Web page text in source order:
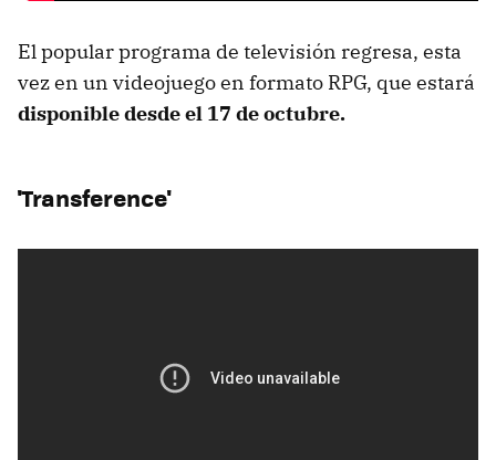
El popular programa de televisión regresa, esta
vez en un videojuego en formato RPG, que estará
disponible desde el 17 de octubre.
'Transference'